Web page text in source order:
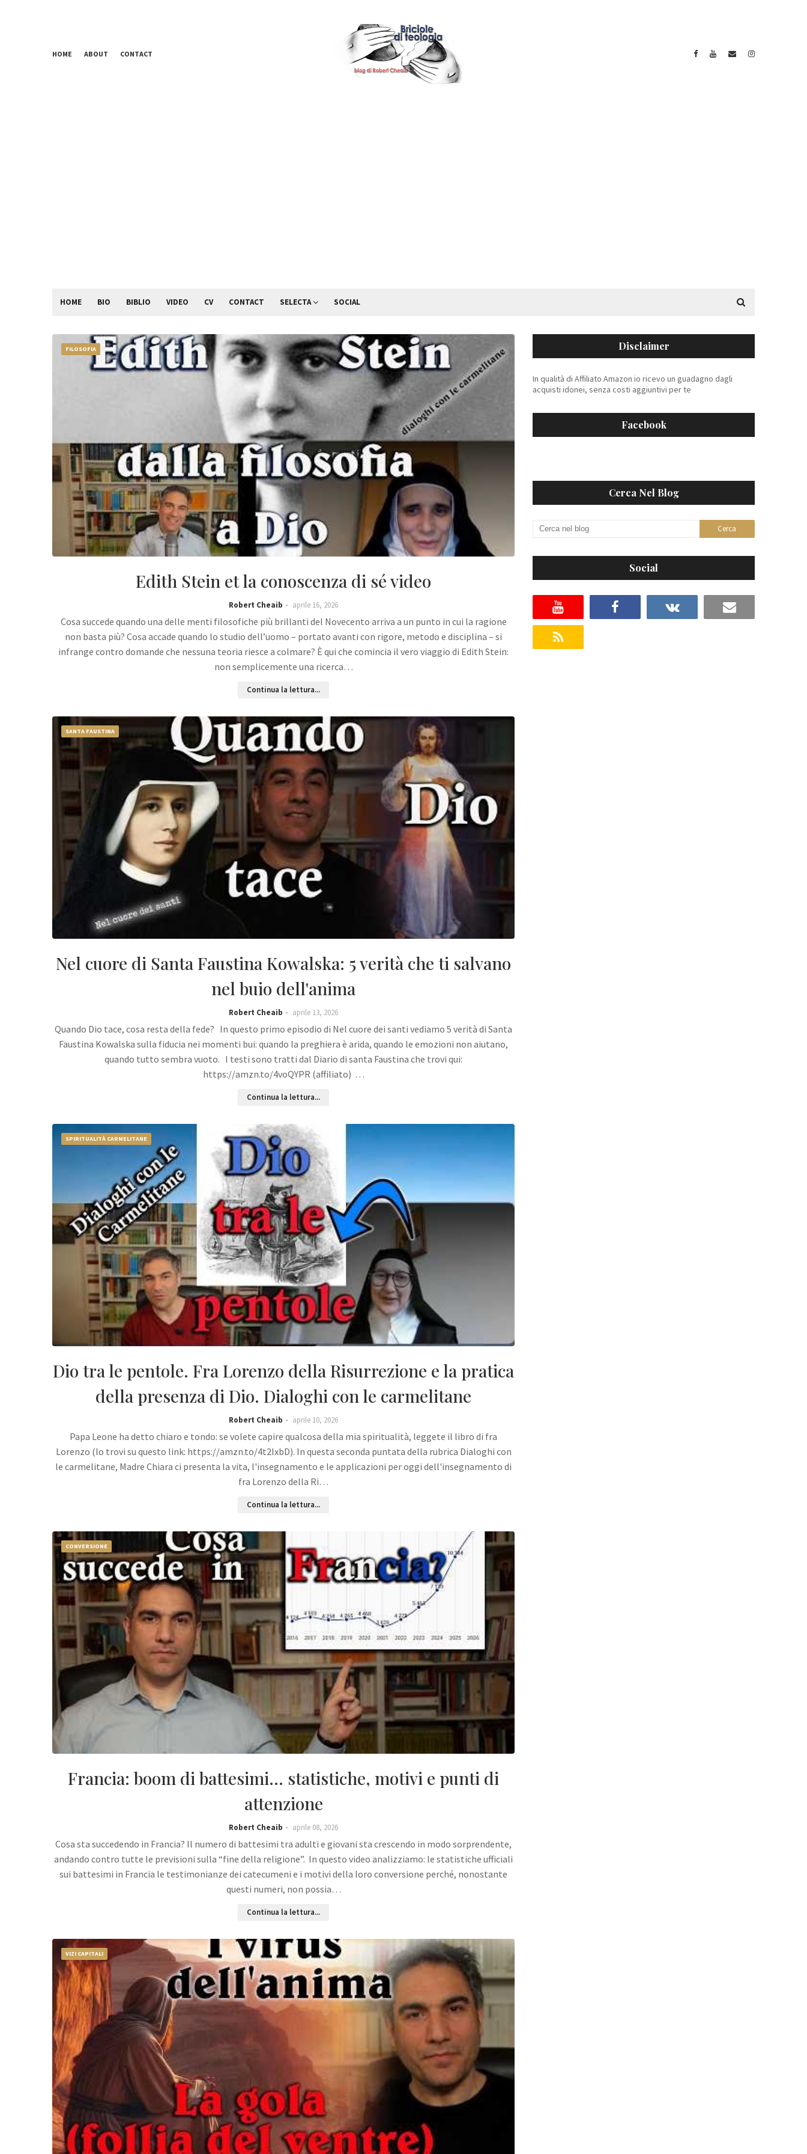
HOME ABOUT CONTACT
HOME BIO BIBLIO VIDEO CV CONTACT SELECTA SOCIAL
FILOSOFIA
Edith Stein et la conoscenza di sé video
Robert Cheaib aprile 16, 2026
Cosa succede quando una delle menti filosofiche più brillanti del Novecento arriva a un punto in cui la ragione
non basta più? Cosa accade quando lo studio dell’uomo – portato avanti con rigore, metodo e disciplina – si
infrange contro domande che nessuna teoria riesce a colmare? È qui che comincia il vero viaggio di Edith Stein:
non semplicemente una ricerca…
Continua la lettura...
SANTA FAUSTINA
Nel cuore di Santa Faustina Kowalska: 5 verità che ti salvano
nel buio dell'anima
Robert Cheaib aprile 13, 2026
Quando Dio tace, cosa resta della fede? In questo primo episodio di Nel cuore dei santi vediamo 5 verità di Santa
Faustina Kowalska sulla fiducia nei momenti bui: quando la preghiera è arida, quando le emozioni non aiutano,
quando tutto sembra vuoto. I testi sono tratti dal Diario di santa Faustina che trovi qui:
https://amzn.to/4voQYPR (affiliato) …
Continua la lettura...
SPIRITUALITÀ CARMELITANE
Dio tra le pentole. Fra Lorenzo della Risurrezione e la pratica
della presenza di Dio. Dialoghi con le carmelitane
Robert Cheaib aprile 10, 2026
Papa Leone ha detto chiaro e tondo: se volete capire qualcosa della mia spiritualità, leggete il libro di fra
Lorenzo (lo trovi su questo link: https://amzn.to/4t2IxbD). In questa seconda puntata della rubrica Dialoghi con
le carmelitane, Madre Chiara ci presenta la vita, l'insegnamento e le applicazioni per oggi dell'insegnamento di
fra Lorenzo della Ri…
Continua la lettura...
CONVERSIONE
Francia: boom di battesimi... statistiche, motivi e punti di
attenzione
Robert Cheaib aprile 08, 2026
Cosa sta succedendo in Francia? Il numero di battesimi tra adulti e giovani sta crescendo in modo sorprendente,
andando contro tutte le previsioni sulla “fine della religione”. In questo video analizziamo: le statistiche ufficiali
sui battesimi in Francia le testimonianze dei catecumeni e i motivi della loro conversione perché, nonostante
questi numeri, non possia…
Continua la lettura...
VIZI CAPITALI
Disclaimer
In qualità di Affiliato Amazon io ricevo un guadagno dagli
acquisti idonei, senza costi aggiuntivi per te
Facebook
Cerca Nel Blog
Social